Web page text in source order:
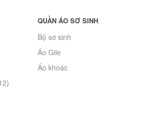
QUẦN ÁO SƠ SINH
Bộ sơ sinh
Áo Gile
Áo khoác